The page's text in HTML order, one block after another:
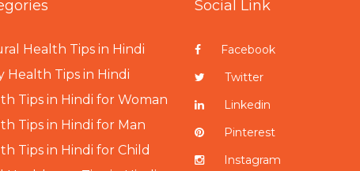
Health Tips in Hindi
Health Tips in Hindi
Tips in Hindi for Woman
Tips in Hindi for Man
Tips in Hindi for Child
Social Link
Facebook
Twitter
Linkedin
Pinterest
Instagram